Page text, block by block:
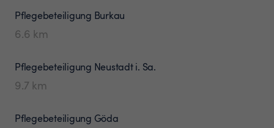
Pflegebeteiligung Burkau
6.6 km
Pflegebeteiligung Neustadt i. Sa.
9.7 km
Pflegebeteiligung Göda